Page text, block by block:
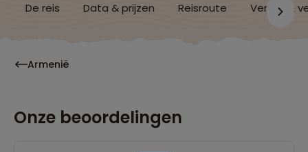
De reis Data & prijzen Reisroute Verblijf &
Armenië
Onze beoordelingen